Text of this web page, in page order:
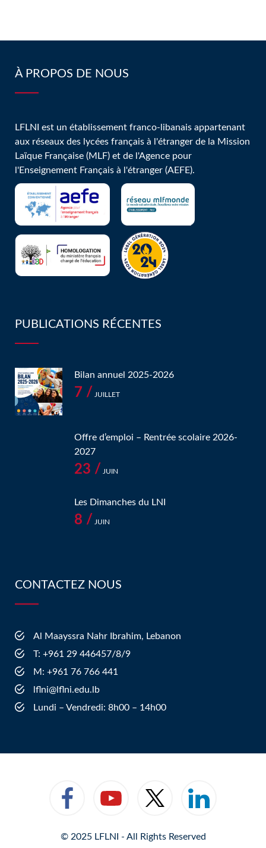
À PROPOS DE NOUS
LFLNI est un établissement franco-libanais appartenant
aux réseaux des lycées français à l'étranger de la Mission
Laïque Française (MLF) et de l'Agence pour
l'Enseignement Français à l'étranger (AEFE).
PUBLICATIONS RÉCENTES
Bilan annuel 2025-2026
7 / JUILLET
Offre d’emploi – Rentrée scolaire 2026-
2027
23 / JUIN
Les Dimanches du LNI
8 / JUIN
CONTACTEZ NOUS
Al Maayssra Nahr Ibrahim, Lebanon
​T: +961 29 446457/8/9
​M: +961 76 766 441
lflni@lflni.edu.lb
Lundi – Vendredi: 8h00 – 14h00
© 2025 LFLNI - All Rights Reserved